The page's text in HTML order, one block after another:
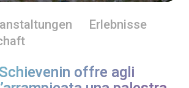
Erlebnisse
offre agli